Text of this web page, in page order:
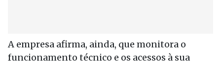
A empresa afirma, ainda, que monitora o
funcionamento técnico e os acessos à sua